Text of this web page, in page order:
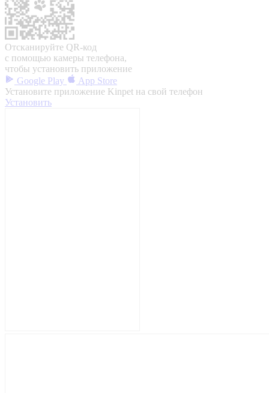
Отсканируйте QR-код
с помощью камеры телефона,
чтобы установить приложение
Google Play
App Store
Установите приложение Kinpet на свой телефон
Установить